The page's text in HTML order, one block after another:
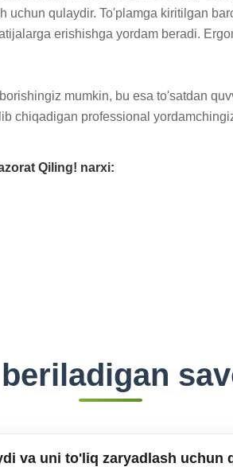
qulaydir. To'plamga kiritilgan
erishishga yordam beradi.
mumkin, bu esa to'satdan
chiqadigan professional
Qiling! narxi:
va uni to'liq zaryadlash uchun